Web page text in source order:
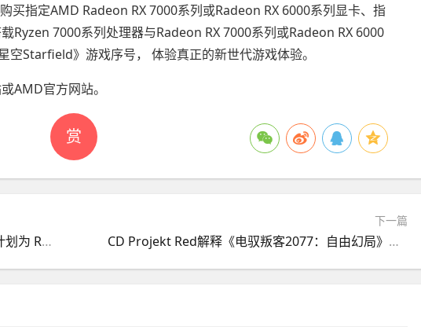
买指定AMD Radeon RX 7000系列或Radeon RX 6000系列显卡、指
Ryzen 7000系列处理器与Radeon RX 7000系列或Radeon RX 6000
空Starfield》游戏序号， 体验真正的新世代游戏体验。
AMD官方网站。
赏
包含旗舰的MEG Z790 GodLike Max，MSI计划为 Raptor Lake-S Refresh 推 6 款 Z790 芯片主板
下一篇
CD Projekt Red解释《电驭叛客2077：自由幻局》为什么会是《电驭叛客2077》唯一的DLC